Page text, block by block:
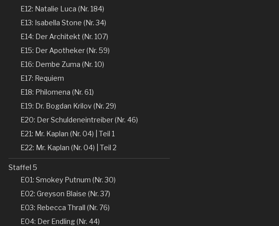
E12: Natalie Luca (Nr. 184)
E13: Isabella Stone (Nr. 34)
E14: Der Architekt (Nr. 107)
E15: Der Apotheker (Nr. 59)
E16: Dembe Zuma (Nr. 10)
E17: Requiem
E18: Philomena (Nr. 61)
E19: Dr. Bogdan Krilov (Nr. 29)
E20: Der Schuldeneintreiber (Nr. 46)
E21: Mr. Kaplan (Nr. 04) | Teil 1
E22: Mr. Kaplan (Nr. 04) | Teil 2
Staffel 5
E01: Smokey Putnum (Nr. 30)
E02: Greyson Blaise (Nr. 37)
E03: Rebecca Thrall (Nr. 76)
E04: Der Endling (Nr. 44)